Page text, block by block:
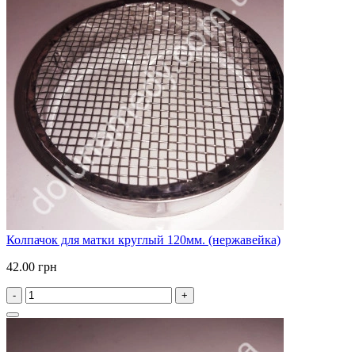
Колпачок для матки круглый 120мм. (нержавейка)
42.00 грн
- +